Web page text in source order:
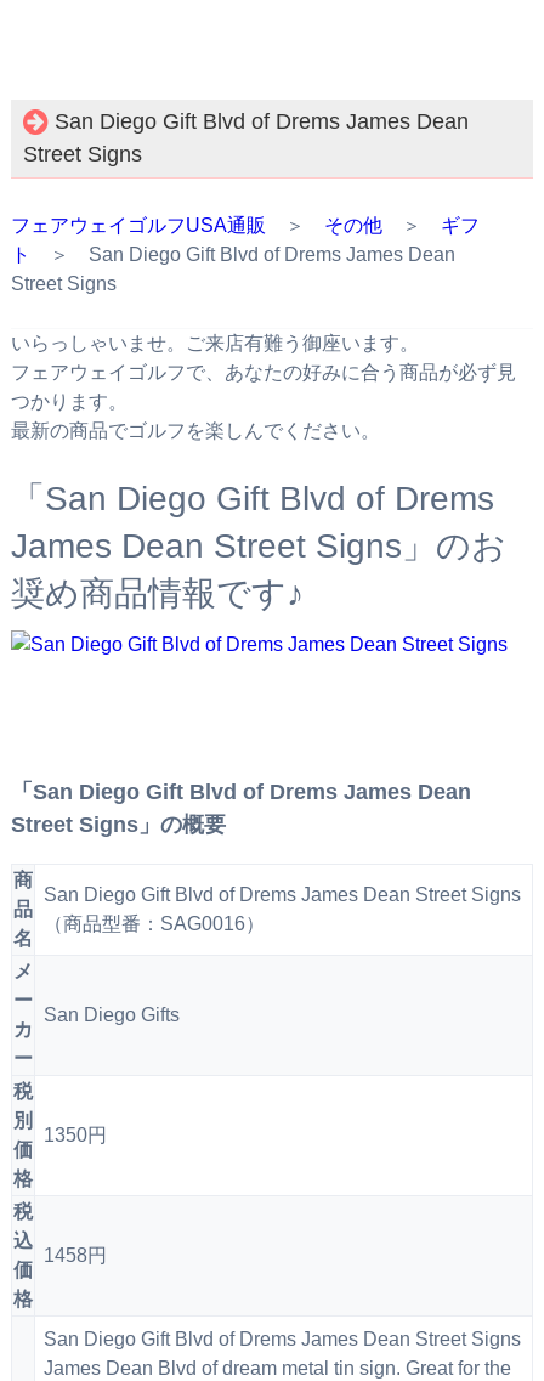
San Diego Gift Blvd of Drems James Dean
Street Signs
フェアウェイゴルフUSA通販 ＞ その他＞ ギフ
ト
＞ San Diego Gift Blvd of Drems James Dean
Street Signs
いらっしゃいませ。ご来店有難う御座います。
フェアウェイゴルフで、あなたの好みに合う商品が必ず見
つかります。
最新の商品でゴルフを楽しんでください。
「San Diego Gift Blvd of Drems
James Dean Street Signs」のお
奨め商品情報です♪
「San Diego Gift Blvd of Drems James Dean
Street Signs」の概要
商
品
名
San Diego Gift Blvd of Drems James Dean Street Signs
（商品型番：SAG0016）
メ
ー
カ
ー
San Diego Gifts
税
別
価
格
1350円
税
込
価
格
1458円
San Diego Gift Blvd of Drems James Dean Street Signs
James Dean Blvd of dream metal tin sign. Great for the